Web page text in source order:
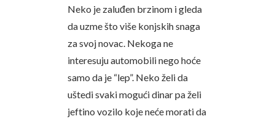
Neko je zaluđen brzinom i gleda
da uzme što više konjskih snaga
za svoj novac. Nekoga ne
interesuju automobili nego hoće
samo da je “lep”. Neko želi da
uštedi svaki mogući dinar pa želi
jeftino vozilo koje neće morati da